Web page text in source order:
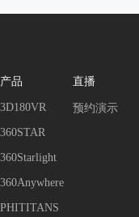
产品
3D180VR
360STAR
360Starlight
360Anywhere
PHITITANS
直播
预约演示